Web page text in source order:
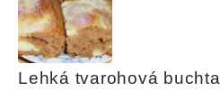
Lehká tvarohová buchta